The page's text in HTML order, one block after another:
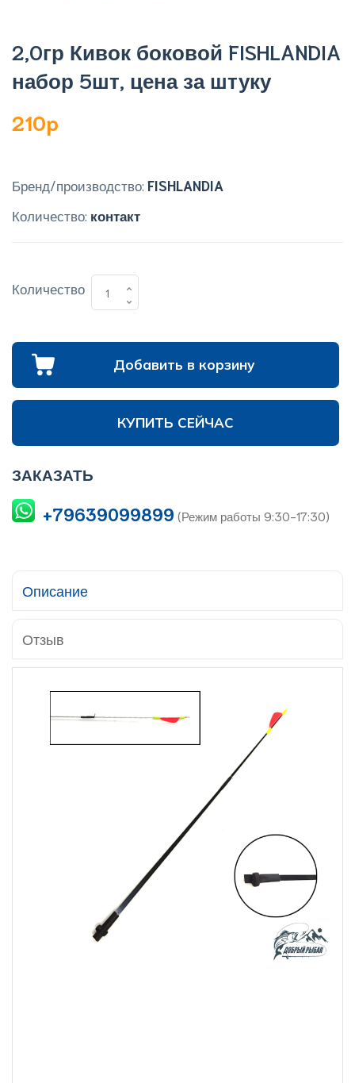
2,0гр Кивок боковой FISHLANDIA
набор 5шт, цена за штуку
210p
Бренд/производство: FISHLANDIA
Количество: контакт
Количество
Добавить в корзину
КУПИТЬ СЕЙЧАС
ЗАКАЗАТЬ
+79639099899 (Режим работы 9:30-17:30)
Описание
Отзыв